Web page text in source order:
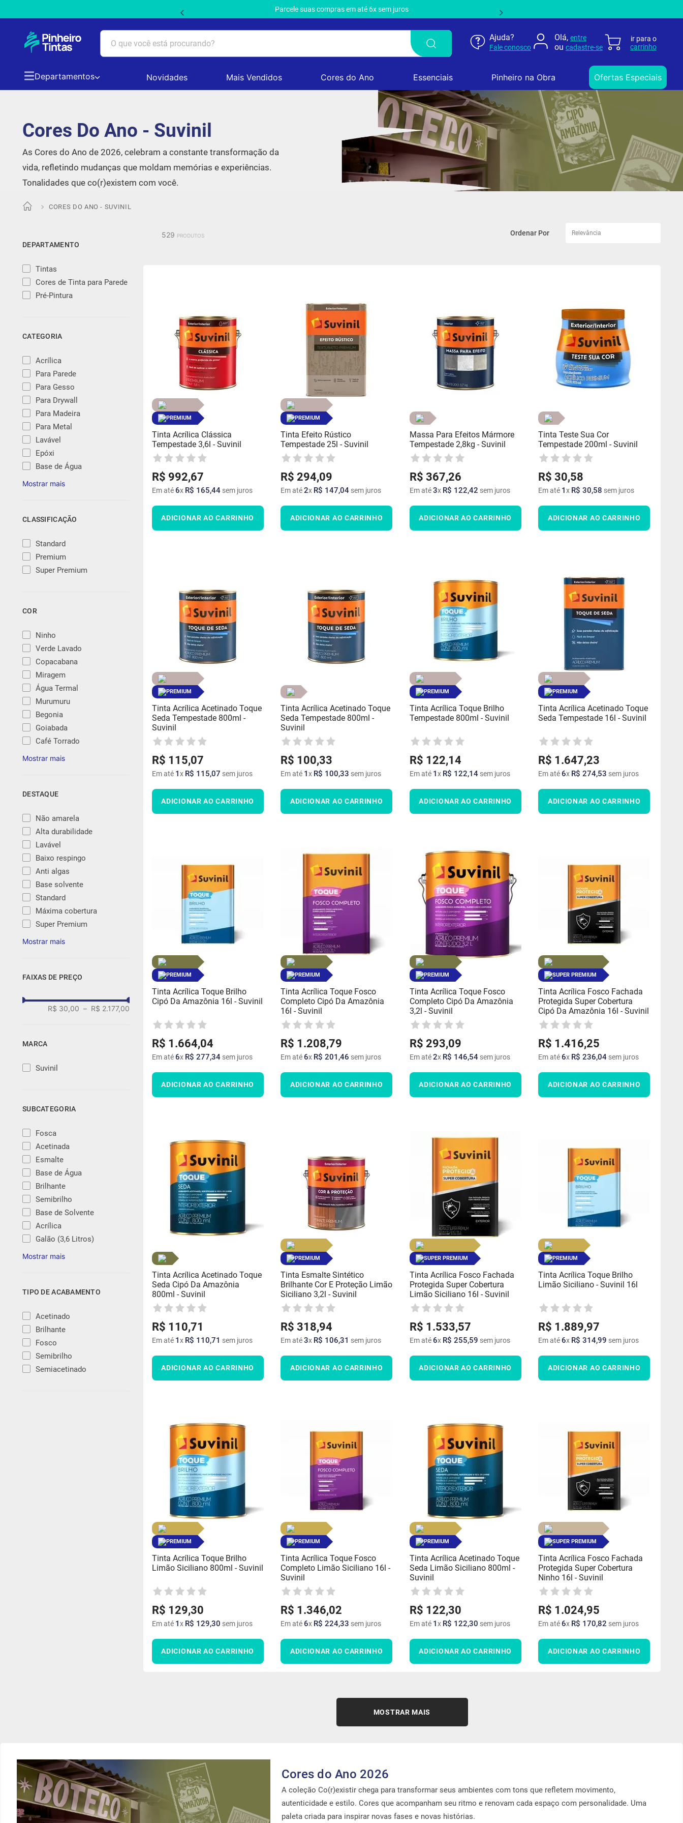
Parcele suas compras em até 6x sem juros
O que você está procurando? Ajuda?
Fale conosco
Olá, entre
ou cadastre-se
Departamentos Novidades Mais Vendidos Cores do Ano Essenciais Pinheiro na Obra Ofertas Especiais
Cores Do Ano - Suvinil
As Cores do Ano de 2026, celebram a constante transformação da
vida, refletindo mudanças que moldam memórias e experiências.
Tonalidades que co(r)existem com você.
CORES DO ANO - SUVINIL
DEPARTAMENTO
Tintas
Cores de Tinta para Parede
Pré-Pintura
CATEGORIA
Acrílica
Para Parede
Para Gesso
Para Drywall
Para Madeira
Para Metal
Lavável
Epóxi
Base de Água
SUBCATEGORIA
Fosca
Acetinada
Esmalte
Base de Água
Brilhante
Semibrilho
Base de Solvente
Acrílica
Galão (3,6 Litros)
CLASSIFICAÇÃO
Standard
Premium
Super Premium
COR
Ninho
Verde Lavado
Copacabana
Miragem
Água Termal
Murumuru
Begonia
Goiabada
Café Torrado
DESTAQUE
Não amarela
Alta durabilidade
Lavável
Baixo respingo
Anti algas
Base solvente
Standard
Máxima cobertura
Super Premium
MARCA
Suvinil
TIPO DE ACABAMENTO
Acetinado
Brilhante
Fosco
Semibrilho
Semiacetinado
FAIXAS DE PREÇO
R$ 30,00 – R$ 2.177,00
529 produtos Relevância
PREMIUM
Tinta Acrílica Clássica
Tempestade 3,6l - Suvinil
R$ 992,67
Em até6x R$ 165,44sem juros
ADICIONAR AO CARRINHO
PREMIUM
Tinta Efeito Rústico
Tempestade 25l - Suvinil
R$ 294,09
Em até2x R$ 147,04 sem juros
ADICIONAR AO CARRINHO
Massa Para Efeitos Mármore
Tempestade 2,8kg - Suvinil
R$ 367,26
Em até3x R$ 122,42 sem juros
ADICIONAR AO CARRINHO
Tinta Teste Sua Cor
Tempestade 200ml - Suvinil
R$ 30,58
Em até 1x R$ 30,58 sem juros
ADICIONAR AO CARRINHO
PREMIUM
Tinta Acrílica Acetinado Toque
Seda Tempestade 800ml -
Suvinil
R$ 115,07
Em até 1 x R$ 115,07 sem juros
ADICIONAR AO CARRINHO
Tinta Acrílica Acetinado Toque
Seda Tempestade 800ml -
Suvinil
R$ 100,33
Em até 1x R$ 100,33 sem juros
ADICIONAR AO CARRINHO
PREMIUM
Tinta Acrílica Toque Brilho
Tempestade 800ml - Suvinil
R$ 122,14
Em até 1 x R$ 122,14sem juros
ADICIONAR AO CARRINHO
PREMIUM
Tinta Acrílica Acetinado Toque
Seda Tempestade 16l - Suvinil
R$ 1 .647,23
Em até6x R$ 274,53 sem juros
ADICIONAR AO CARRINHO
PREMIUM
Tinta Acrílica Toque Brilho
Cipó Da Amazônia 16l - Suvinil
R$ 1 .664,04
Em até6x R$ 277,34sem juros
ADICIONAR AO CARRINHO
PREMIUM
Tinta Acrílica Toque Fosco
Completo Cipó Da Amazônia
16l - Suvinil
R$ 1 .208,79
Em até6x R$ 201 ,46 sem juros
ADICIONAR AO CARRINHO
PREMIUM
Tinta Acrílica Toque Fosco
Completo Cipó Da Amazônia
3,2l - Suvinil
R$ 293,09
Em até2x R$ 146,54sem juros
ADICIONAR AO CARRINHO
SUPER PREMIUM
Tinta Acrílica Fosco Fachada
Protegida Super Cobertura
Cipó Da Amazônia 16l - Suvinil
R$ 1 .416,25
Em até6x R$ 236,04 sem juros
ADICIONAR AO CARRINHO
Tinta Acrílica Acetinado Toque
Seda Cipó Da Amazônia
800ml - Suvinil
R$ 110,71
Em até 1 x R$ 110,71 sem juros
ADICIONAR AO CARRINHO
PREMIUM
Tinta Esmalte Sintético
Brilhante Cor E Proteção Limão
Siciliano 3,2l - Suvinil
R$ 318,94
Em até3x R$ 106,31 sem juros
ADICIONAR AO CARRINHO
SUPER PREMIUM
Tinta Acrílica Fosco Fachada
Protegida Super Cobertura
Limão Siciliano 16l - Suvinil
R$ 1 .533,57
Em até6x R$ 255,59 sem juros
ADICIONAR AO CARRINHO
PREMIUM
Tinta Acrílica Toque Brilho
Limão Siciliano - Suvinil 16l
R$ 1 .889,97
Em até6x R$ 314,99 sem juros
ADICIONAR AO CARRINHO
PREMIUM
Tinta Acrílica Toque Brilho
Limão Siciliano 800ml - Suvinil
R$ 129,30
Em até 1 x R$ 129,30 sem juros
ADICIONAR AO CARRINHO
PREMIUM
Tinta Acrílica Toque Fosco
Completo Limão Siciliano 16l -
Suvinil
R$ 1 .346,02
Em até6x R$ 224,33 sem juros
ADICIONAR AO CARRINHO
PREMIUM
Tinta Acrílica Acetinado Toque
Seda Limão Siciliano 800ml -
Suvinil
R$ 122,30
Em até 1 x R$ 122,30 sem juros
ADICIONAR AO CARRINHO
SUPER PREMIUM
Tinta Acrílica Fosco Fachada
Protegida Super Cobertura
Ninho 16l - Suvinil
R$ 1 .024,95
Em até6x R$ 170,82 sem juros
ADICIONAR AO CARRINHO
MOSTRAR MAIS
Cores do Ano 2026
A coleção Co(r)existir chega para transformar seus ambientes com tons que refletem movimento,
autenticidade e estilo. Cores que acompanham seu ritmo e renovam cada espaço com personalidade. Uma
paleta criada para inspirar novas fases e novas histórias.
TERMOS MAIS BUSCADOS
2 tinta branca
massa acrilica
algodão egípcio